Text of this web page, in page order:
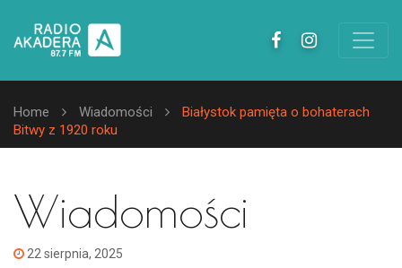
Home Wiadomości
Białystok pamięta o bohaterach
Bitwy z 1920 roku
Wiadomości
22 sierpnia, 2025